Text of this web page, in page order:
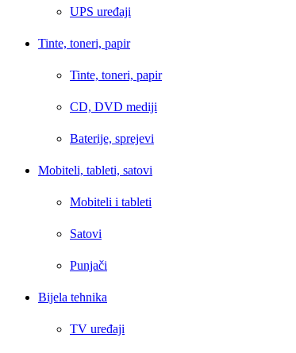
UPS uređaji
Tinte, toneri, papir
Tinte, toneri, papir
CD, DVD mediji
Baterije, sprejevi
Mobiteli, tableti, satovi
Mobiteli i tableti
Satovi
Punjači
Bijela tehnika
TV uređaji